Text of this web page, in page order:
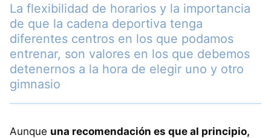
La flexibilidad de horarios y la importancia
de que la cadena deportiva tenga
diferentes centros en los que podamos
entrenar, son valores en los que debemos
detenernos a la hora de elegir uno y otro
gimnasio
Aunque una recomendación es que al principio,